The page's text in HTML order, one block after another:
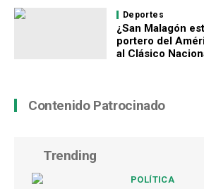
Deportes
¿San Malagón
portero del
al Clásico
Contenido Patrocinado
Trending
POLÍTICA